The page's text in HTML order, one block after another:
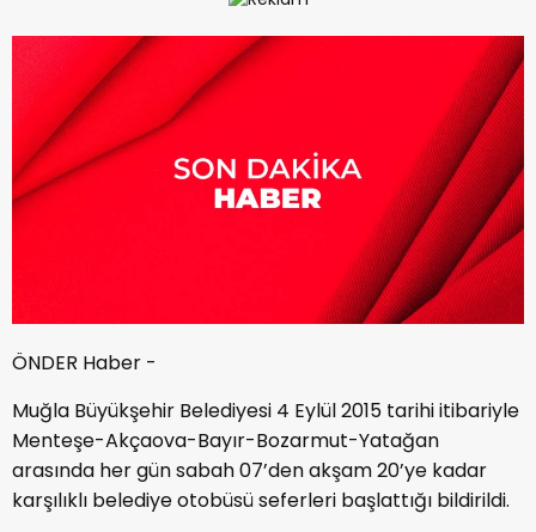
ÖNDER Haber -
Muğla Büyükşehir Belediyesi 4 Eylül 2015 tarihi itibariyle
Menteşe-Akçaova-Bayır-Bozarmut-Yatağan
arasında her gün sabah 07’den akşam 20’ye kadar
karşılıklı belediye otobüsü seferleri başlattığı bildirildi.